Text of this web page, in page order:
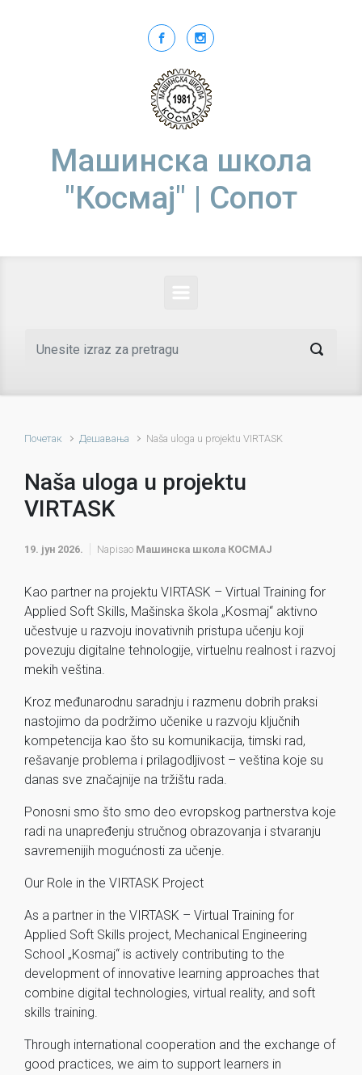
Машинска школа
"Космај" | Сопот
Почетак Дешавања Naša uloga u projektu VIRTASK
Naša uloga u projektu
VIRTASK
19. јун 2026. Napisao Машинска школа КОСМАЈ
Kao partner na projektu VIRTASK – Virtual Training for
Applied Soft Skills, Mašinska škola „Kosmaj“ aktivno
učestvuje u razvoju inovativnih pristupa učenju koji
povezuju digitalne tehnologije, virtuelnu realnost i razvoj
mekih veština.
Kroz međunarodnu saradnju i razmenu dobrih praksi
nastojimo da podržimo učenike u razvoju ključnih
kompetencija kao što su komunikacija, timski rad,
rešavanje problema i prilagodljivost – veština koje su
danas sve značajnije na tržištu rada.
Ponosni smo što smo deo evropskog partnerstva koje
radi na unapređenju stručnog obrazovanja i stvaranju
savremenijih mogućnosti za učenje.
Our Role in the VIRTASK Project
As a partner in the VIRTASK – Virtual Training for
Applied Soft Skills project, Mechanical Engineering
School „Kosmaj“ is actively contributing to the
development of innovative learning approaches that
combine digital technologies, virtual reality, and soft
skills training.
Through international cooperation and the exchange of
good practices, we aim to support learners in